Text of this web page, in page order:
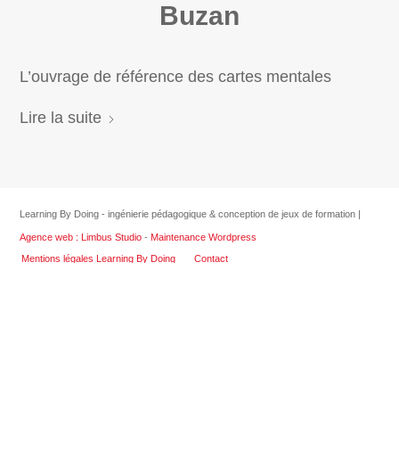
Buzan
L’ouvrage de référence des cartes mentales
Lire la suite
Learning By Doing - ingénierie pédagogique & conception de jeux de formation |
Agence web : Limbus Studio - Maintenance Wordpress
Mentions légales Learning By Doing
Contact